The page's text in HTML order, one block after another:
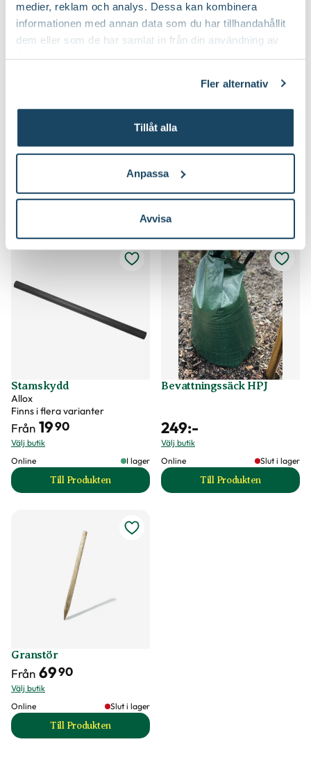
medier, reklam och analys. Dessa kan kombinera
informationen med annan data som du har tillhandahållit
dem eller som de har samlat in från din användning av
Fler alternativ
Tillåt alla
Anpassa
Avvisa
Nelson Garden
5990
Online
Slut i lager
till Träduppbindare produktsida
Juteband
5990
Välj butik
Online
I lager
Stamskydd
Allox
Finns i flera varianter
Från 1990
Välj butik
Online
I lager
Till Produkten
till Stamskydd produktsida
Bevattningssäck HPJ
249:-
Välj butik
Online
Slut i lager
Till Produkten
till
Granstör
Från 6990
Välj butik
Online
Slut i lager
Till Produkten
till Granstör produktsida